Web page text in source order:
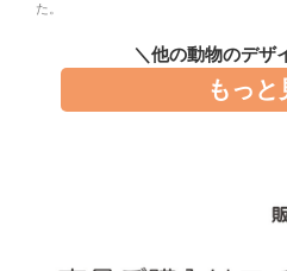
た。
＼他の動物のデザ
もっと